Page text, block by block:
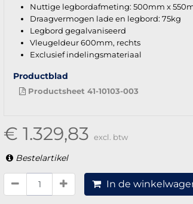
Nuttige legbordafmeting: 500mm x
Draagvermogen lade en legbord: 75kg
Legbord gegalvaniseerd
Vleugeldeur 600mm, rechts
Exclusief indelingsmateriaal
Productblad
Productsheet 41-10103-003
€ 1.329,83 excl. btw
Bestelartikel
In de